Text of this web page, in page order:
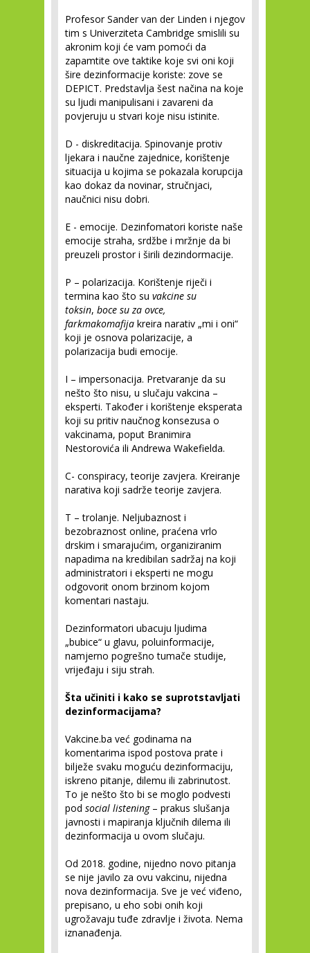
Profesor Sander van der Linden i njegov
tim s Univerziteta Cambridge smislili su
akronim koji će vam pomoći da
zapamtite ove taktike koje svi oni koji
šire dezinformacije koriste: zove se
DEPICT. Predstavlja šest načina na koje
su ljudi manipulisani i zavareni da
povjeruju u stvari koje nisu istinite.
D - diskreditacija. Spinovanje protiv
ljekara i naučne zajednice, korištenje
situacija u kojima se pokazala korupcija
kao dokaz da novinar, stručnjaci,
naučnici nisu dobri.
E - emocije. Dezinfomatori koriste naše
emocije straha, srdžbe i mržnje da bi
preuzeli prostor i širili dezindormacije.
P – polarizacija. Korištenje riječi i
termina kao što su vakcine su
toksin, boce su za ovce,
farkmakomafija kreira narativ „mi i oni“
koji je osnova polarizacije, a
polarizacija budi emocije.
I – impersonacija. Pretvaranje da su
nešto što nisu, u slučaju vakcina –
eksperti. Također i korištenje eksperata
koji su pritiv naučnog konsezusa o
vakcinama, poput Branimira
Nestorovića ili Andrewa Wakefielda.
C- conspiracy, teorije zavjera. Kreiranje
narativa koji sadrže teorije zavjera.
T – trolanje. Neljubaznost i
bezobraznost online, praćena vrlo
drskim i smarajućim, organiziranim
napadima na kredibilan sadržaj na koji
administratori i eksperti ne mogu
odgovorit onom brzinom kojom
komentari nastaju.
Dezinformatori ubacuju ljudima
„bubice“ u glavu, poluinformacije,
namjerno pogrešno tumače studije,
vrijeđaju i siju strah.
Šta učiniti i kako se suprotstavljati
dezinformacijama?
Vakcine.ba već godinama na
komentarima ispod postova prate i
bilježe svaku moguću dezinformaciju,
iskreno pitanje, dilemu ili zabrinutost.
To je nešto što bi se moglo podvesti
pod social listening – prakus slušanja
javnosti i mapiranja ključnih dilema ili
dezinformacija u ovom slučaju.
Od 2018. godine, nijedno novo pitanja
se nije javilo za ovu vakcinu, nijedna
nova dezinformacija. Sve je već viđeno,
prepisano, u eho sobi onih koji
ugrožavaju tuđe zdravlje i života. Nema
iznanađenja.